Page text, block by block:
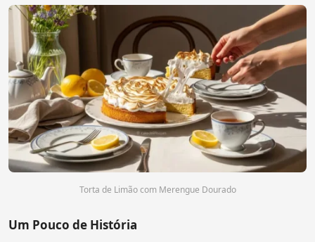
Torta de Limão com Merengue Dourado
Um Pouco de História